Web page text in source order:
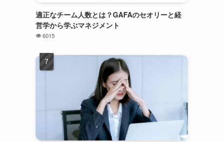
適正なチーム人数とは？GAFAのセオリーと経
営学から学ぶマネジメント
6015